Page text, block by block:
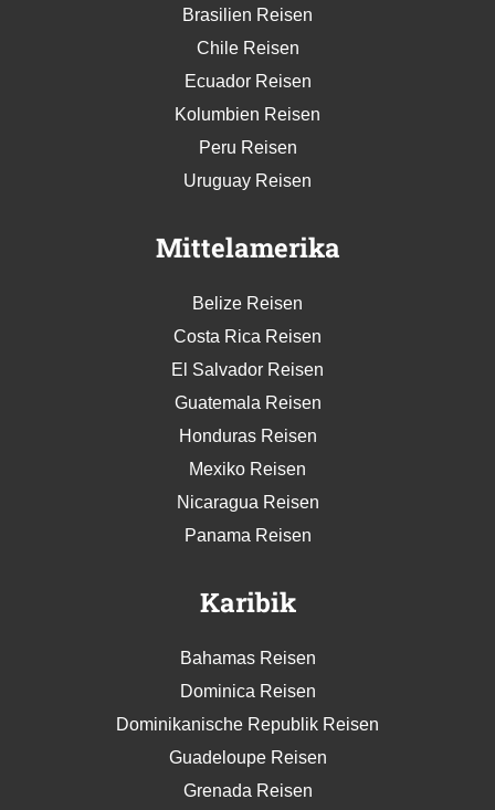
Brasilien Reisen
Chile Reisen
Ecuador Reisen
Kolumbien Reisen
Peru Reisen
Uruguay Reisen
Mittelamerika
Belize Reisen
Costa Rica Reisen
El Salvador Reisen
Guatemala Reisen
Honduras Reisen
Mexiko Reisen
Nicaragua Reisen
Panama Reisen
Karibik
Bahamas Reisen
Dominica Reisen
Dominikanische Republik Reisen
Guadeloupe Reisen
Grenada Reisen